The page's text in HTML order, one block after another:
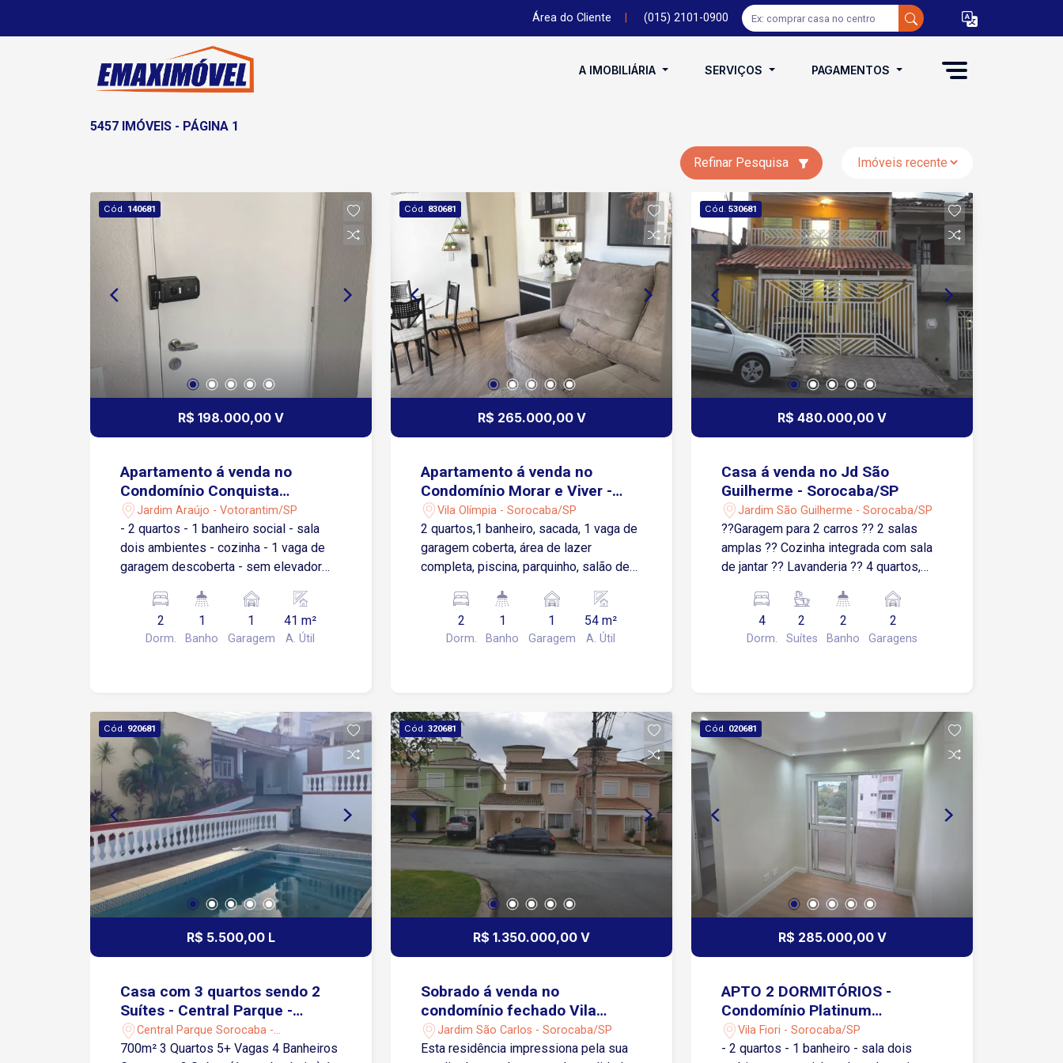
Área do Cliente (015) 2101-0900
A IMOBILIÁRIA SERVIÇOS PAGAMENTOS
5457 IMÓVEIS - PÁGINA 1
Refinar Pesquisa
Cód. 140681
R$ 198.000,00 V
Apartamento á venda no
Condomínio Conquista
Votorantim
Jardim Araújo - Votorantim/SP
- 2 quartos - 1 banheiro social - sala
dois ambientes - cozinha - 1 vaga de
garagem descoberta - sem elevador
pequenos, portaria 24 horas.
2
Dorm.
1
Banho
1
Garagem
41 m²
A. Útil
Cód. 830681
R$ 265.000,00 V
Apartamento á venda no
Condomínio Morar e Viver -
Sorocaba/SP
Vila Olímpia - Sorocaba/SP
2 quartos,1 banheiro, sacada, 1 vaga de
garagem coberta, área de lazer
completa, piscina, parquinho, salão de
churrasqueira.
2
Dorm.
1
Banho
1
Garagem
54 m²
A. Útil
Cód. 530681
R$ 480.000,00 V
Casa á venda no Jd São
Guilherme - Sorocaba/SP
Jardim São Guilherme - Sorocaba/SP
??Garagem para 2 carros ?? 2 salas
amplas ?? Cozinha integrada com sala
de jantar ?? Lavanderia ?? 4 quartos,
?? Churrasqueira ?? Fogão a lenha ??
Forno de pizza ?? Espaço mobiliado e
pronto para receber amigos e família
4
Dorm.
2
Suítes
2
Banho
2
Garagens
Cód. 920681
R$ 5.500,00 L
Casa com 3 quartos sendo 2
Suítes - Central Parque -
Sorocaba/SP
Central Parque Sorocaba -
Sorocaba/SP
700m² 3 Quartos 5+ Vagas 4 Banheiros
Cód. 320681
R$ 1.350.000,00 V
Sobrado á venda no
condomínio fechado Vila
Grimaldi - Sorocaba/SP
Jardim São Carlos - Sorocaba/SP
Esta residência impressiona pela sua
Cód. 020681
R$ 285.000,00 V
APTO 2 DORMITÓRIOS -
Condomínio Platinum
Sorocaba - Vila Fiori
Vila Fiori - Sorocaba/SP
- 2 quartos - 1 banheiro - sala dois